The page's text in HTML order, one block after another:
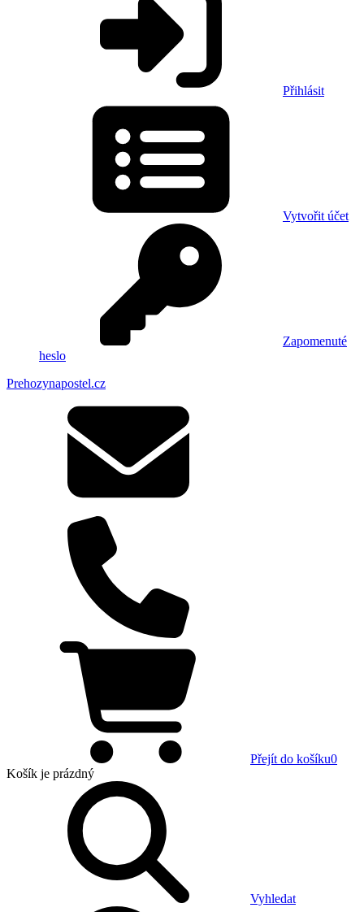
Přihlásit
Vytvořit účet
Zapomenuté
heslo
Prehozynapostel.cz
Přejít do košíku0
Košík je prázdný
Vyhledat